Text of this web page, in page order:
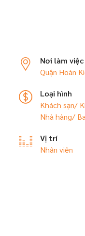
Nơi làm việc
Quận Hoàn
Loại hình
Khách sạn/
Nhà hàng/
Vị trí
Nhân viên